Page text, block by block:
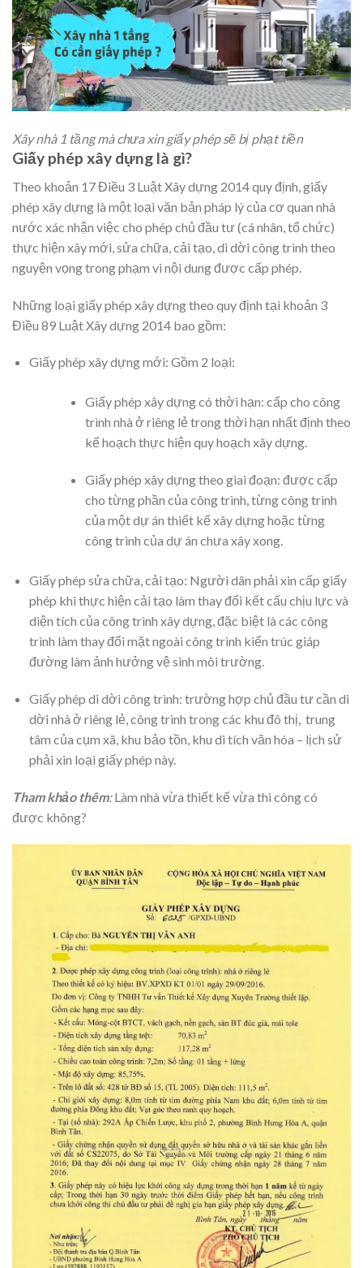
Xây nhà 1 tầng mà chưa xin giấy phép sẽ bị phạt tiền
Giấy phép xây dựng là gì?
Theo khoản 17 Điều 3 Luật Xây dựng 2014 quy định, giấy
phép xây dựng là một loại văn bản pháp lý của cơ quan nhà
nước xác nhận việc cho phép chủ đầu tư (cá nhân, tổ chức)
thực hiện xây mới, sửa chữa, cải tạo, di dời công trình theo
nguyện vọng trong phạm vi nội dung được cấp phép.
Những loại giấy phép xây dựng theo quy định tại khoản 3
Điều 89 Luật Xây dựng 2014 bao gồm:
Giấy phép xây dựng mới: Gồm 2 loại:
Giấy phép xây dựng có thời hạn: cấp cho công
trình nhà ở riêng lẻ trong thời hạn nhất định theo
kế hoạch thực hiện quy hoạch xây dựng.
Giấy phép xây dựng theo giai đoạn: được cấp
cho từng phần của công trình, từng công trình
của một dự án thiết kế xây dựng hoặc từng
công trình của dự án chưa xây xong.
Giấy phép sửa chữa, cải tạo: Người dân phải xin cấp giấy
phép khi thực hiện cải tạo làm thay đổi kết cấu chịu lực và
diện tích của công trình xây dựng, đặc biệt là các công
trình làm thay đổi mặt ngoài công trình kiến trúc giáp
đường làm ảnh hưởng vệ sinh môi trường.
Giấy phép di dời công trình: trường hợp chủ đầu tư cần di
dời nhà ở riêng lẻ, công trình trong các khu đô thị, trung
tâm của cụm xã, khu bảo tồn, khu di tích văn hóa – lịch sử
phải xin loại giấy phép này.
Tham khảo thêm:Làm nhà vừa thiết kế vừa thi công có
được không?